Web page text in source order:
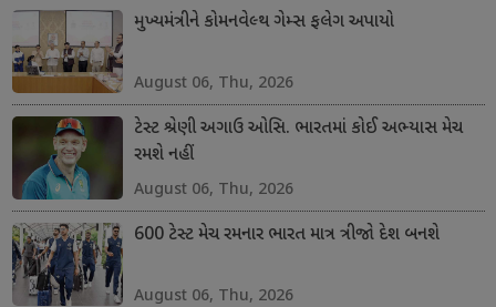
મુખ્યમંત્રીને કોમનવેલ્થ ગેમ્સ ફલેગ અપાયો
August 06, Thu, 2026
ટેસ્ટ શ્રેણી અગાઉ ઓસિ. ભારતમાં કોઈ અભ્યાસ મેચ
રમશે નહીં
August 06, Thu, 2026
600 ટેસ્ટ મેચ રમનાર ભારત માત્ર ત્રીજો દેશ બનશે
August 06, Thu, 2026